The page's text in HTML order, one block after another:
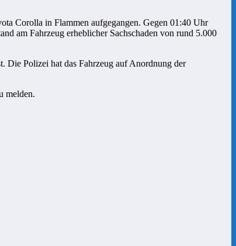
Corolla in Flammen aufgegangen. Gegen 01:40 Uhr
am Fahrzeug erheblicher Sachschaden von rund 5.000
Die Polizei hat das Fahrzeug auf Anordnung der
melden.